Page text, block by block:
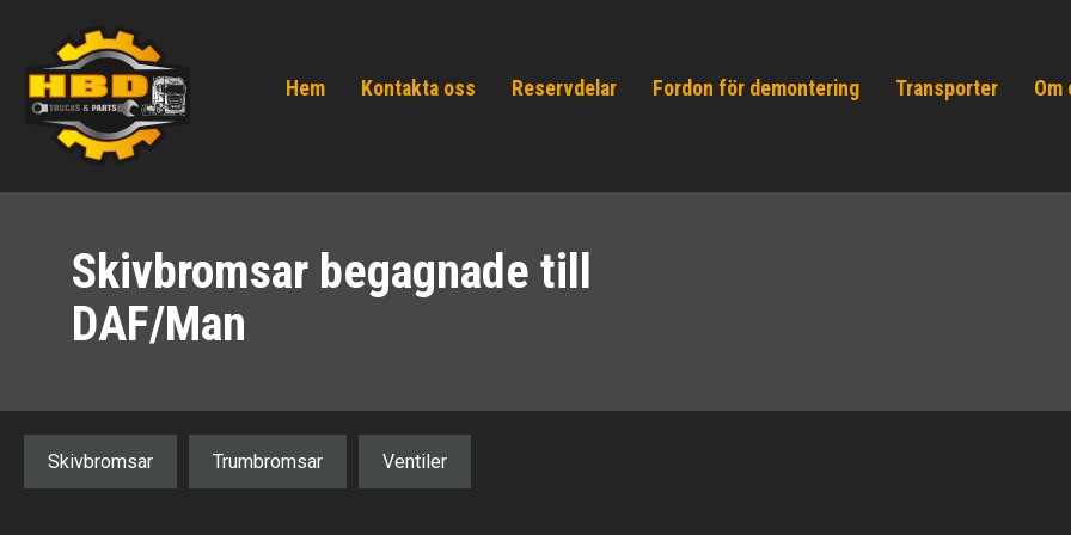
Hem Kontakta oss Reservdelar Fordon för demontering Transporter Om
Skivbromsar begagnade till
DAF/Man
Skivbromsar Trumbromsar Ventiler